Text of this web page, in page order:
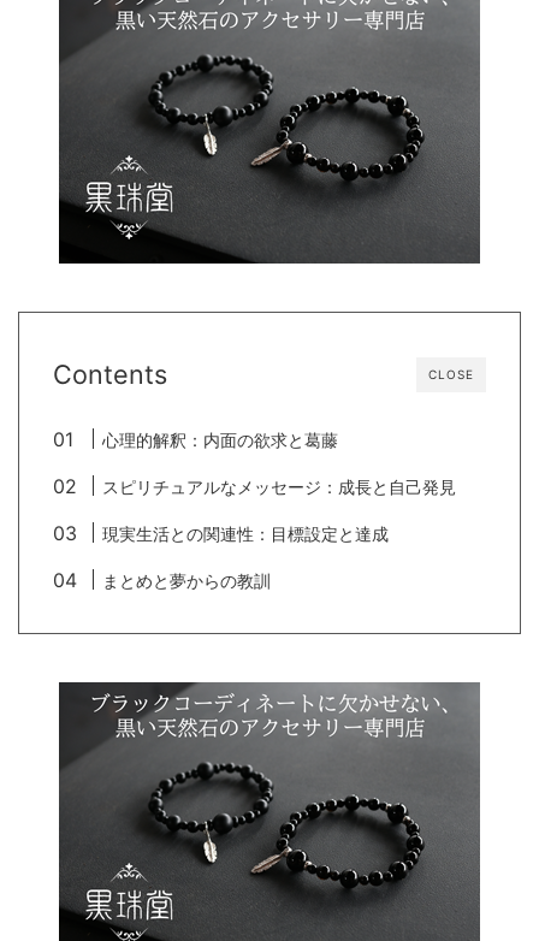
CLOSE
Contents
心理的解釈：内面の欲求と葛藤
スピリチュアルなメッセージ：成長と自己発見
現実生活との関連性：目標設定と達成
まとめと夢からの教訓